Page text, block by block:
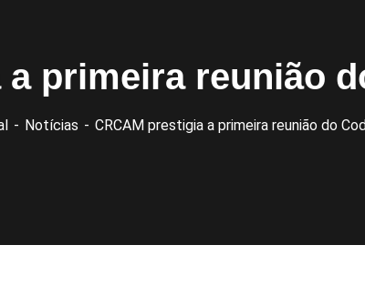
primeira reunião
Notícias CRCAM prestigia a primeira reunião do